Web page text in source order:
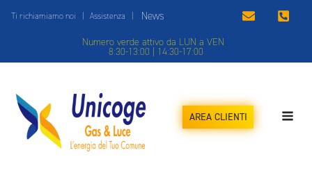
Ti richiamiamo noi | Assistenza | News
Numero verde attivo da LUN a VEN
8:30-13:00 | 14:30-17:00
AREA CLIENTI